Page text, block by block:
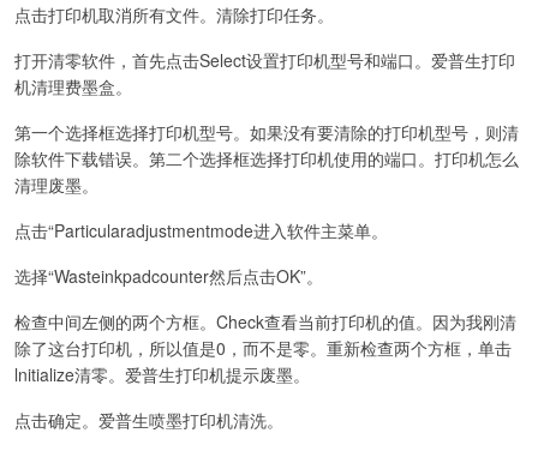
点击打印机取消所有文件。清除打印任务。
打开清零软件，首先点击Select设置打印机型号和端口。爱普生打印
机清理费墨盒。
第一个选择框选择打印机型号。如果没有要清除的打印机型号，则清
除软件下载错误。第二个选择框选择打印机使用的端口。打印机怎么
清理废墨。
点击“Particularadjustmentmode进入软件主菜单。
选择“Wasteinkpadcounter然后点击OK”。
检查中间左侧的两个方框。Check查看当前打印机的值。因为我刚清
除了这台打印机，所以值是0，而不是零。重新检查两个方框，单击
lnitialize清零。爱普生打印机提示废墨。
点击确定。爱普生喷墨打印机清洗。